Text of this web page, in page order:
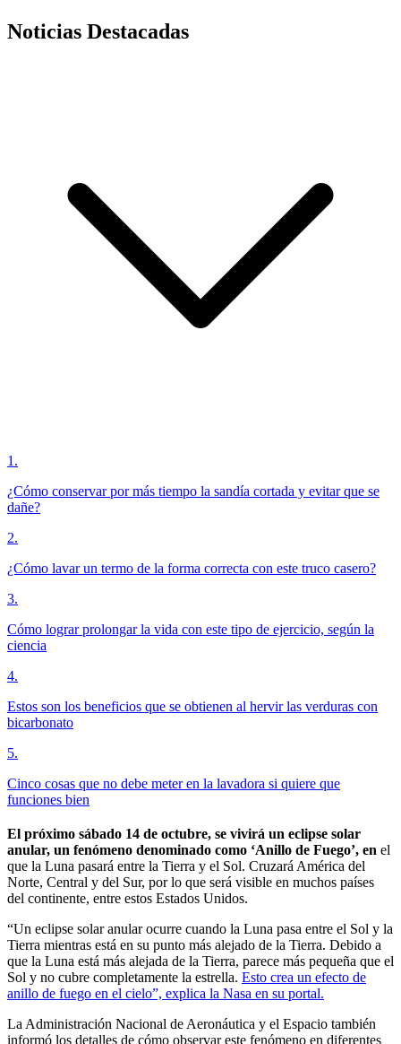
Noticias Destacadas
1 .
¿Cómo conservar por más tiempo la sandía cortada y evitar que se
dañe?
2.
¿Cómo lavar un termo de la forma correcta con este truco casero?
3.
Cómo lograr prolongar la vida con este tipo de ejercicio, según la
ciencia
4.
Estos son los beneficios que se obtienen al hervir las verduras con
bicarbonato
5.
Cinco cosas que no debe meter en la lavadora si quiere que
funciones bien
El próximo sábado 14 de octubre, se vivirá un eclipse solar
anular, un fenómeno denominado como ‘Anillo de Fuego’, en el
que la Luna pasará entre la Tierra y el Sol. Cruzará América del
Norte, Central y del Sur, por lo que será visible en muchos países
del continente, entre estos Estados Unidos.
“Un eclipse solar anular ocurre cuando la Luna pasa entre el Sol y la
Tierra mientras está en su punto más alejado de la Tierra. Debido a
que la Luna está más alejada de la Tierra, parece más pequeña que el
Sol y no cubre completamente la estrella. Esto crea un efecto de
anillo de fuego en el cielo”, explica la Nasa en su portal.
La Administración Nacional de Aeronáutica y el Espacio también
informó los detalles de cómo observar este fenómeno en diferentes